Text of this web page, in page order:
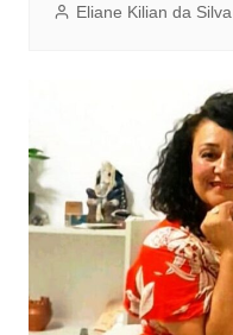
Eliane Kilian da Silva